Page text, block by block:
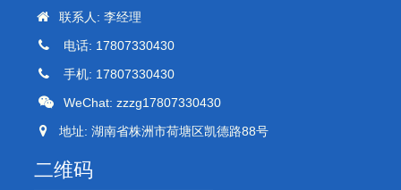
联系人: 李经理
电话: 17807330430
手机: 17807330430
WeChat: zzzg17807330430
地址: 湖南省株洲市荷塘区凯德路88号
二维码